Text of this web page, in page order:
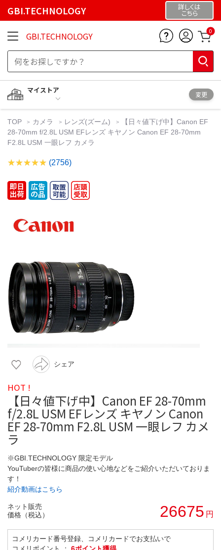
GBI.TECHNOLOGY 詳しくは
こちら
GBI.TECHNOLOGY 0
マイストア
変更
TOP カメラ レンズ(ズーム)
【日々値下げ中】Canon EF
28-70mm f/2.8L USM EFレンズ キヤノン Canon EF 28-70mm
F2.8L USM 一眼レフ カメラ
(2756)
シェア
HOT !
【日々値下げ中】Canon EF 28-70mm
f/2.8L USM EFレンズ キヤノン Canon
EF 28-70mm F2.8L USM 一眼レフ カメ
ラ
※GBI.TECHNOLOGY 限定モデル
YouTuberの皆様に商品の使い心地などをご紹介いただいておりま
す！
紹介動画はこちら
ネット販売
価格（税込）
26675 円
コメリカード番号登録、コメリカードでお支払いで